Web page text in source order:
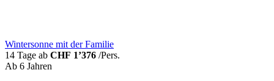
Wintersonne mit der Familie
14 Tage ab CHF 1’376 /Pers.
Ab 6 Jahren